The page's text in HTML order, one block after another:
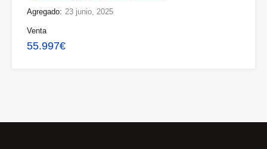
Agregado: 23 junio, 2025
Venta
55.997€